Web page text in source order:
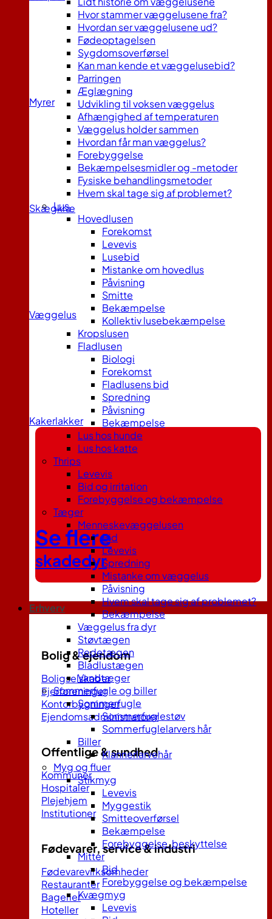
Myrer
Skægkræ
Væggelus
Kakerlakker
Se flere
skadedyr
Erhverv
Bolig & ejendom
Boligselskaber
Ejerforeninger
Kontorbygninger
Ejendomsadministratorer
Offentlige & sundhed
Kommuner
Hospitaler
Plejehjem
Institutioner
Fødevarer, service & industri
Fødevarevirksomheder
Restauranter
Bagerier
Hoteller
Hvor stammer væggelusene fra?
Hvordan ser væggelusene ud?
Fødeoptagelsen
Sygdomsoverførsel
Kan man kende et væggelusebid?
Parringen
Æglægning
Udvikling til voksen væggelus
Afhængighed af temperaturen
Væggelus holder sammen
Hvordan får man væggelus?
Forebyggelse
Bekæmpelsesmidler og -metoder
Fysiske behandlingsmetoder
Hvem skal tage sig af problemet?
Lus
Hovedlusen
Forekomst
Levevis
Lusebid
Mistanke om hovedlus
Påvisning
Smitte
Bekæmpelse
Kollektiv lusebekæmpelse
Kropslusen
Fladlusen
Biologi
Forekomst
Fladlusens bid
Spredning
Påvisning
Bekæmpelse
Lus hos hunde
Lus hos katte
Thrips
Levevis
Bid og irritation
Forebyggelse og bekæmpelse
Tæger
Menneskevæggelusen
Bid
Levevis
Spredning
Mistanke om væggelus
Påvisning
Hvem skal tage sig af problemet?
Bekæmpelse
Væggelus fra dyr
Støvtægen
Redetægen
Bladlustægen
Vandtæger
Sommerfugle og biller
Sommerfugle
Sommerfuglestøv
Sommerfuglelarvers hår
Biller
Klannerlarvehår
Myg og fluer
Stikmyg
Levevis
Myggestik
Smitteoverførsel
Bekæmpelse
Forebyggelse, beskyttelse
Mitter
Bid
Forebyggelse og bekæmpelse
Kvægmyg
Levevis